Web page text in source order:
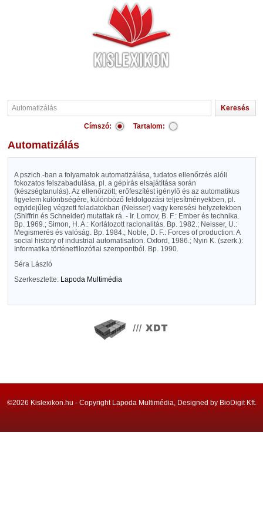
Címszó: Tartalom:
Automatizálás
A pszich.-ban a folyamatok automatizálása, tudatos ellenőrzés alóli
fokozatos felszabadulása, pl. a gépírás elsajátítása során
(készségtanulás). Az ellenőrzött, erőfeszítést igénylő és az automatikus
figyelem különbségére, különböző feldolgozási teljesítményekben, pl.
egyidejűleg végzett feladatokban (Neisser) vagy keresési helyzetekben
(Shiffrin és Schneider) mutattak rá. - Ir. Lomov, B. F.: Ember és technika.
Bp. 1969.; Simon, H. A.: Korlátozott racionalitás. Bp. 1982.; Neisser, U.:
Megismerés és valóság. Bp. 1984.; Noble, D. F.: Forces of production: A
social history of industrial automatisation. Oxford, 1986.; Nyiri K. (szerk.):
Informatika történetfilozófiai szempontból. Bp. 1990.
Séra László
Szerkesztette: Lapoda Multimédia
©2026 Kislexikon.hu - Copyright Lapoda Multimédia, Designed by BioDigit Kft.